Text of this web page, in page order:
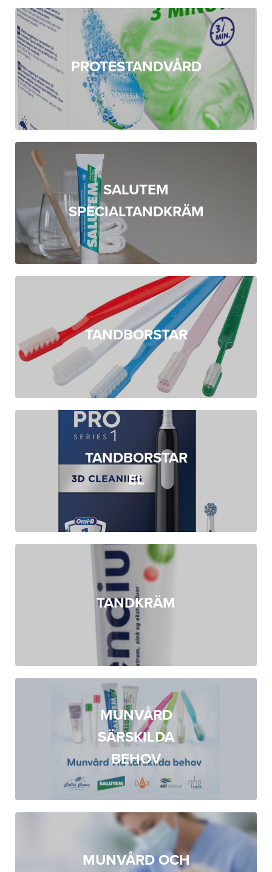
PROTESTANDVÅRD
SALUTEM
SPECIALTANDKRÄM
TANDBORSTAR
TANDBORSTAR
EL
TANDKRÄM
MUNVÅRD
SÄRSKILDA
BEHOV
MUNVÅRD OCH